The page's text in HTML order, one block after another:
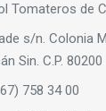
Tomateros de
s/n. Colonia
Sin. C.P. 80200
758 34 00